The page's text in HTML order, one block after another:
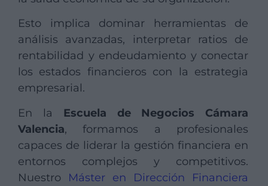
Esto implica dominar herramientas de
análisis avanzadas, interpretar ratios de
rentabilidad y endeudamiento y conectar
los estados financieros con la estrategia
empresarial.
En la Escuela de Negocios Cámara
Valencia, formamos a profesionales
capaces de liderar la gestión financiera en
entornos complejos y competitivos.
Nuestro Máster en Dirección Financiera